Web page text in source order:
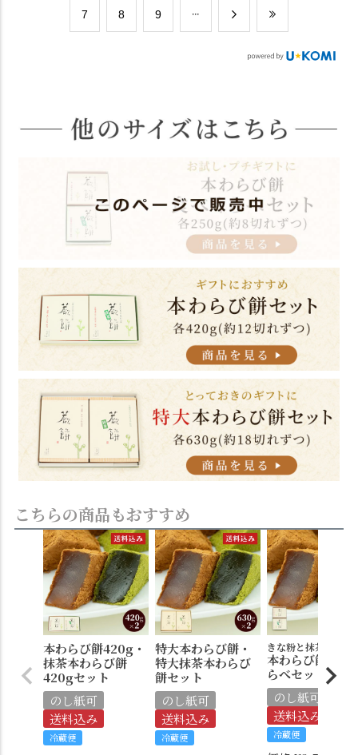
​7 ​8 ​9
こちらの商品もおすすめ
本わらび餅420g・
抹茶本わらび餅
420gセット
のし紙可
送料込み
冷蔵便
特大本わらび餅・
特大抹茶本わらび
餅セット
のし紙可
送料込み
冷蔵便
きな粉と抹茶の２種
本わらび餅食べ
らべセット
のし紙可
送料込み
冷蔵便